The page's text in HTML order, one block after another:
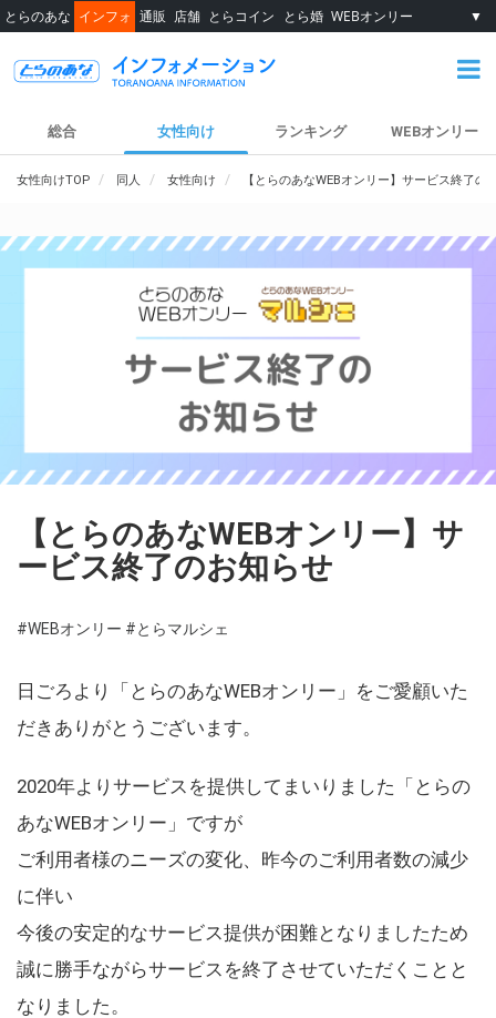
とらのあな インフォ 通販 店舗 とらコイン とら婚 WEBオンリー ▼
総合 女性向け ランキング WEBオンリー
女性向けTOP 同人 女性向け 【とらのあなWEBオンリー】サービス終了の
【とらのあなWEBオンリー】サ
ービス終了のお知らせ
#WEBオンリー #とらマルシェ
日ごろより「とらのあなWEBオンリー」をご愛顧いた
だきありがとうございます。
2020年よりサービスを提供してまいりました「とらの
あなWEBオンリー」ですが
ご利用者様のニーズの変化、昨今のご利用者数の減少
に伴い
今後の安定的なサービス提供が困難となりましたため
誠に勝手ながらサービスを終了させていただくことと
なりました。